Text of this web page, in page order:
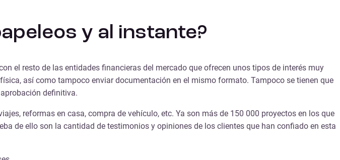
y al instante?
el resto de las entidades financieras del mercado que ofrecen unos tipos de interés muy
así como tampoco enviar documentación en el mismo formato. Tampoco se tienen que
definitiva.
reformas en casa, compra de vehículo, etc. Ya son más de 150 000 proyectos en los que
de ello son la cantidad de testimonios y opiniones de los clientes que han confiado en esta